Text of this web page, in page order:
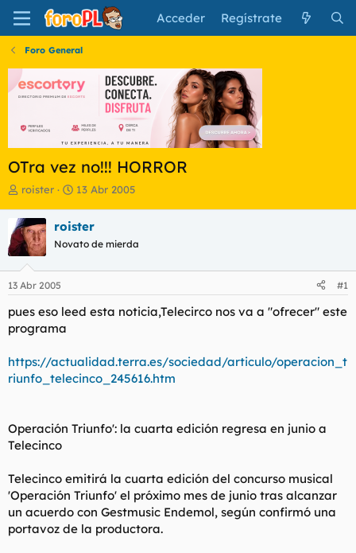
Acceder Regístrate
Foro General
OTra vez no!!! HORROR
I
i
c
i
a
d
o
d
e
t
e
roister
F
h
a
e
i
o
13 Abr 2005
roister
Novato de mierda
13 Abr 2005 #1
pues eso leed esta noticia,Telecirco nos va a "ofrecer" este
programa
https://actualidad.terra.es/sociedad/articulo/operacion_t
riunfo_telecinco_245616.htm
Operación Triunfo': la cuarta edición regresa en junio a
Telecinco
Telecinco emitirá la cuarta edición del concurso musical
'Operación Triunfo' el próximo mes de junio tras alcanzar
un acuerdo con Gestmusic Endemol, según confirmó una
portavoz de la productora.